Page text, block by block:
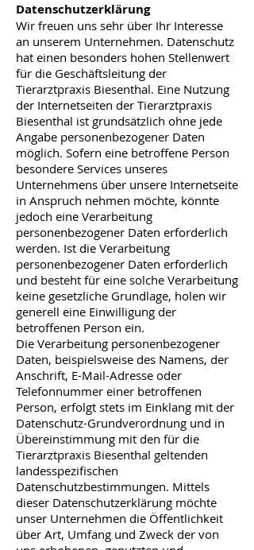
Datenschutzerklärung
Wir freuen uns sehr über Ihr Interesse
an unserem Unternehmen. Datenschutz
hat einen besonders hohen Stellenwert
für die Geschäftsleitung der
Tierarztpraxis Biesenthal. Eine Nutzung
der Internetseiten der Tierarztpraxis
Biesenthal ist grundsätzlich ohne jede
Angabe personenbezogener Daten
möglich. Sofern eine betroffene Person
besondere Services unseres
Unternehmens über unsere Internetseite
in Anspruch nehmen möchte, könnte
jedoch eine Verarbeitung
personenbezogener Daten erforderlich
werden. Ist die Verarbeitung
personenbezogener Daten erforderlich
und besteht für eine solche Verarbeitung
keine gesetzliche Grundlage, holen wir
generell eine Einwilligung der
betroffenen Person ein.
Die Verarbeitung personenbezogener
Daten, beispielsweise des Namens, der
Anschrift, E-Mail-Adresse oder
Telefonnummer einer betroffenen
Person, erfolgt stets im Einklang mit der
Datenschutz-Grundverordnung und in
Übereinstimmung mit den für die
Tierarztpraxis Biesenthal geltenden
landesspezifischen
Datenschutzbestimmungen. Mittels
dieser Datenschutzerklärung möchte
unser Unternehmen die Öffentlichkeit
über Art, Umfang und Zweck der von